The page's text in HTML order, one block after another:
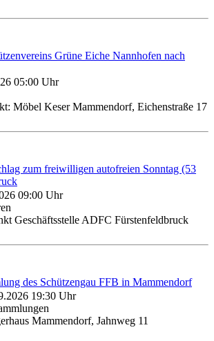
Grüne Eiche Nannhofen nach
05:00 Uhr
Möbel Keser Mammendorf, Eichenstraße 17
zum freiwilligen autofreien Sonntag (53
09:00 Uhr
Geschäftsstelle ADFC Fürstenfeldbruck
des Schützengau FFB in Mammendorf
19:30 Uhr
Mammendorf, Jahnweg 11